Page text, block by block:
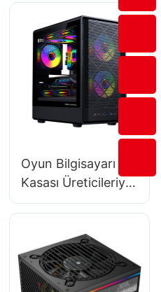
Oyun Bilgisayarı
Kasası Üreticileriyle
Güçlü Bir İlişki Nasıl